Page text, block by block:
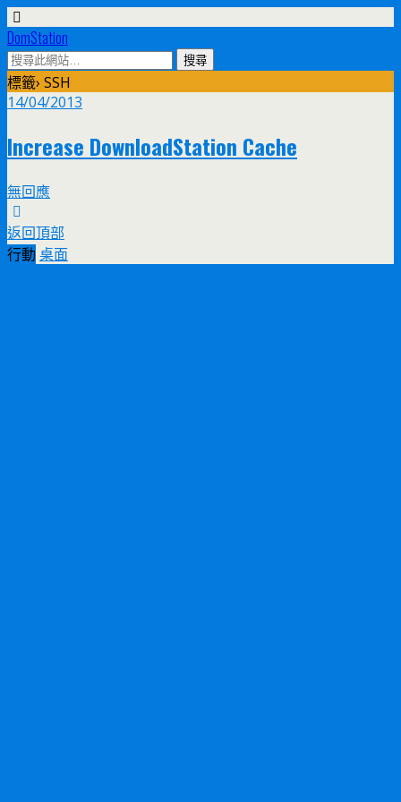
DomStation
標籤› SSH
14/04/2013
Increase DownloadStation Cache
無回應
返回頂部
行動 桌面